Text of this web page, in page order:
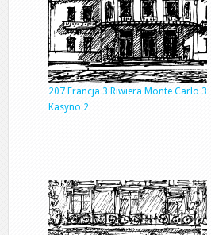
207 Francja 3 Riwiera Monte Carlo 3
Kasyno 2